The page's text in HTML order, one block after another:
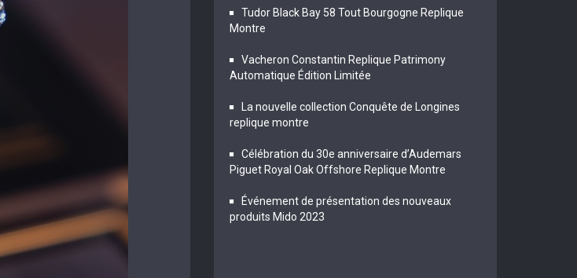
Tudor Black Bay 58 Tout Bourgogne Replique
Montre
Vacheron Constantin Replique Patrimony
Automatique Édition Limitée
La nouvelle collection Conquête de Longines
replique montre
Célébration du 30e anniversaire d’Audemars
Piguet Royal Oak Offshore Replique Montre
Événement de présentation des nouveaux
produits Mido 2023